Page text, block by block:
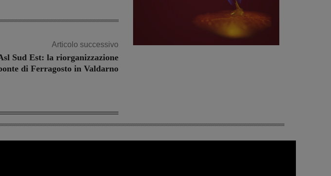
Articolo successivo
Sud Est: la riorganizzazione
di Ferragosto in Valdarno